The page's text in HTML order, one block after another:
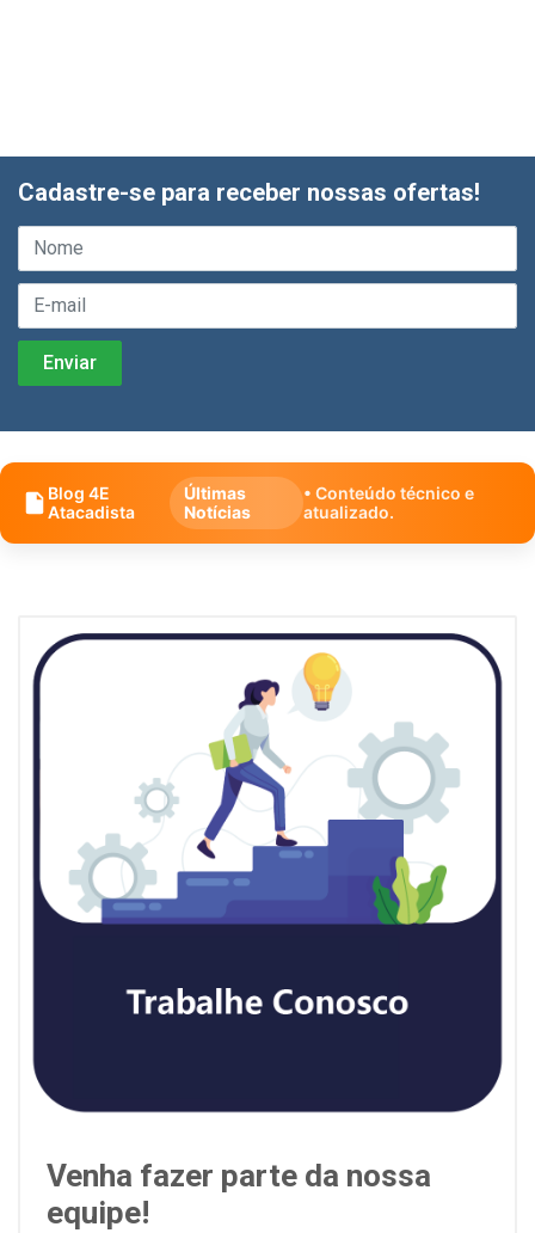
Cadastre-se para receber nossas ofertas!
Blog 4E
Atacadista
Últimas
Notícias
• Conteúdo técnico e
atualizado.
Venha fazer parte da nossa
equipe!